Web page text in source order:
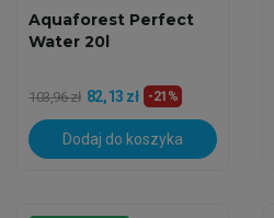
Aquaforest Perfect
Water 20l
103,96 zł 82,13 zł -21%
Dodaj do koszyka